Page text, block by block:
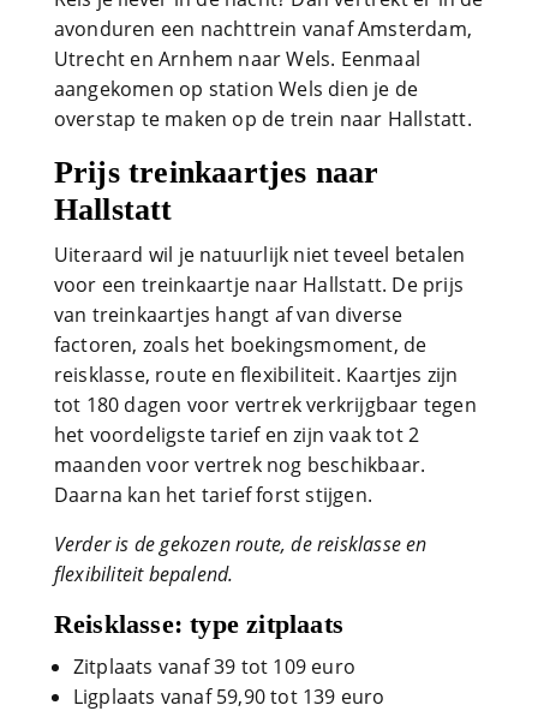
avonduren een nachttrein vanaf Amsterdam,
Utrecht en Arnhem naar Wels. Eenmaal
aangekomen op station Wels dien je de
overstap te maken op de trein naar Hallstatt.
Prijs treinkaartjes naar
Hallstatt
Uiteraard wil je natuurlijk niet teveel betalen
voor een treinkaartje naar Hallstatt. De prijs
van treinkaartjes hangt af van diverse
factoren, zoals het boekingsmoment, de
reisklasse, route en flexibiliteit. Kaartjes zijn
tot 180 dagen voor vertrek verkrijgbaar tegen
het voordeligste tarief en zijn vaak tot 2
maanden voor vertrek nog beschikbaar.
Daarna kan het tarief forst stijgen.
Verder is de gekozen route, de reisklasse en
flexibiliteit bepalend.
Reisklasse: type zitplaats
Zitplaats vanaf 39 tot 109 euro
Ligplaats vanaf 59,90 tot 139 euro